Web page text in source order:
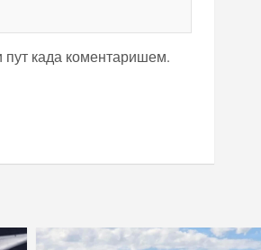
пут када коментаришем.